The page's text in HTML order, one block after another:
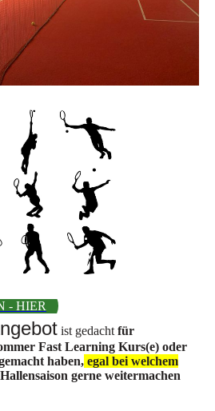
- HIER
ist gedacht für
Fast Learning Kurs(e) oder
haben, egal bei welchem
gerne weitermachen